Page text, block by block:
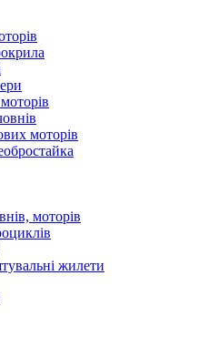
моторів
моторів
жилети